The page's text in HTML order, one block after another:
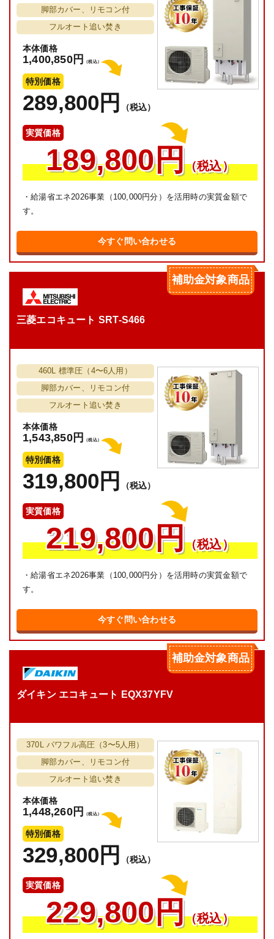
補助金対象商品
ダイキン エコキュート EQX37YFV
370L パワフル高圧（3〜5人用）
脚部カバー、リモコン付
フルオート追い焚き
本体価格
1,448,260円 （税込）
特別価格
329,800円 （税込）
実質価格
229,800円（税込）
補助金対象商品
三菱エコキュート SRT-S466
460L 標準圧（4〜6人用）
脚部カバー、リモコン付
フルオート追い焚き
本体価格
1,543,850円 （税込）
特別価格
319,800円 （税込）
実質価格
219,800円（税込）
・給湯省エネ2026事業（100,000円分）を活用時の実質金額で
す。
今すぐ問い合わせる
脚部カバー、リモコン付
フルオート追い焚き
本体価格
1,400,850円 （税込）
特別価格
289,800円 （税込）
実質価格
189,800円（税込）
・給湯省エネ2026事業（100,000円分）を活用時の実質金額で
す。
今すぐ問い合わせる